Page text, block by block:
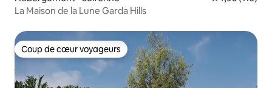
La Maison de la Lune Garda Hills
Coup de cœur voyageurs
Coup de cœur voyageurs